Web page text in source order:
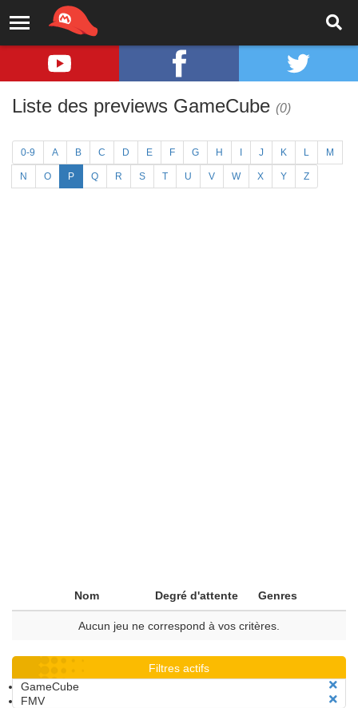
Liste des previews GameCube (0)
0-9 A B C D E F G H J K L M
N O P Q R S T U V W X Y Z
Nom Degré d'attente Genres
Aucun jeu ne correspond à vos critères.
Filtres actifs
GameCube
FMV